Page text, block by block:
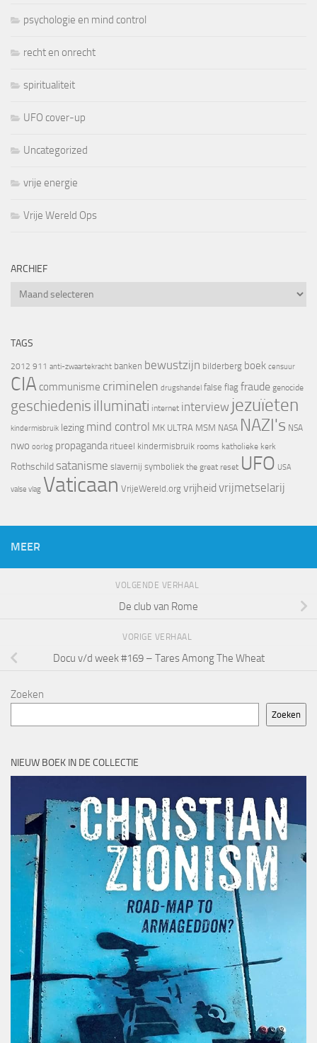
psychologie en mind control
recht en onrecht
spiritualiteit
UFO cover-up
Uncategorized
vrije energie
Vrije Wereld Ops
ARCHIEF
Archief
TAGS
2012 911 anti-zwaartekracht banken bewustzijn bilderberg boek censuur
CIA communisme criminelen drugshandel false flag fraude genocide
geschiedenis illuminati internet interview jezuïeten
kindermisbruik lezing mind control MK ULTRA MSM NASA NAZI's NSA
nwo oorlog propaganda ritueel kindermisbruik rooms katholieke kerk
Rothschild satanisme slavernij symboliek the great reset UFO USA
valse vlag Vaticaan VrijeWereld.org vrijheid vrijmetselarij
MEER
VOLGENDE VERHAAL
De club van Rome
VORIGE VERHAAL
Docu v/d week #169 – Tares Among The Wheat
Zoeken
Zoeken
NIEUW BOEK IN DE COLLECTIE